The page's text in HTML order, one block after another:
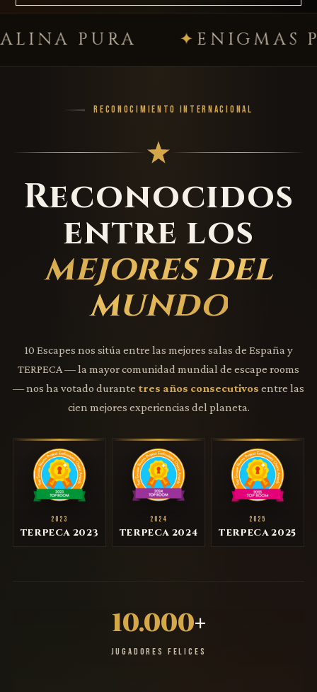
ENIGMAS
RECONOCIMIENTO INTERNACIONAL
Reconocidos
entre los
mejores del
mundo
10 Escapes nos sitúa entre las mejores salas de España y
TERPECA — la mayor comunidad mundial de escape rooms
— nos ha votado durante tres años consecutivos entre las
cien mejores experiencias del planeta.
2023
TERPECA 2023
2024
TERPECA 2024
2025
TERPECA 2025
10.000+
JUGADORES FELICES